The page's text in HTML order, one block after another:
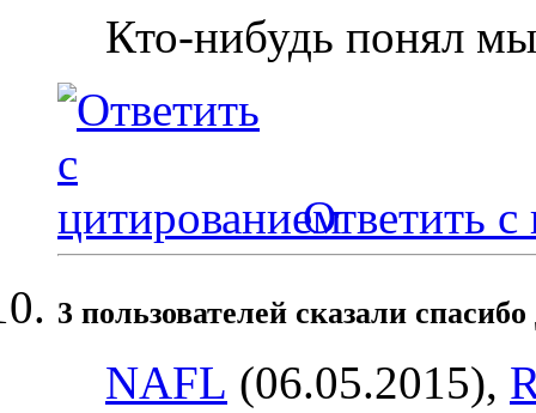
Кто-нибудь понял
Ответить с
3 пользователей сказали
NAFL (06.05.2015),